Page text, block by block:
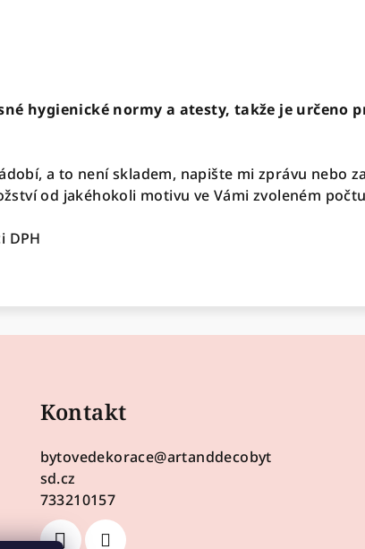
hygienické normy a atesty, takže je
a to není skladem, napište mi zprávu nebo
od jakéhokoli motivu ve Vámi zvoleném
DPH
Kontakt
bytovedekorace@artanddecobyt
sd.cz
733210157